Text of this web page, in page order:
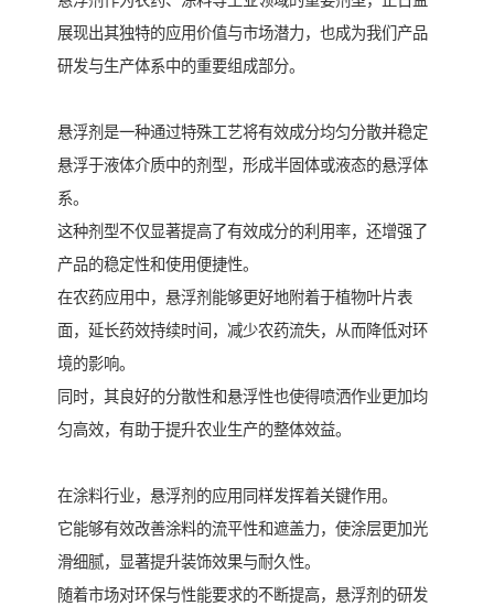
展现出其独特的应用价值与市场潜力，也成为我们产品
研发与生产体系中的重要组成部分。
悬浮剂是一种通过特殊工艺将有效成分均匀分散并稳定
悬浮于液体介质中的剂型，形成半固体或液态的悬浮体
系。
这种剂型不仅显著提高了有效成分的利用率，还增强了
产品的稳定性和使用便捷性。
在农药应用中，悬浮剂能够更好地附着于植物叶片表
面，延长药效持续时间，减少农药流失，从而降低对环
境的影响。
同时，其良好的分散性和悬浮性也使得喷洒作业更加均
匀高效，有助于提升农业生产的整体效益。
在涂料行业，悬浮剂的应用同样发挥着关键作用。
它能够有效改善涂料的流平性和遮盖力，使涂层更加光
滑细腻，显著提升装饰效果与耐久性。
随着市场对环保与性能要求的不断提高，悬浮剂的研发